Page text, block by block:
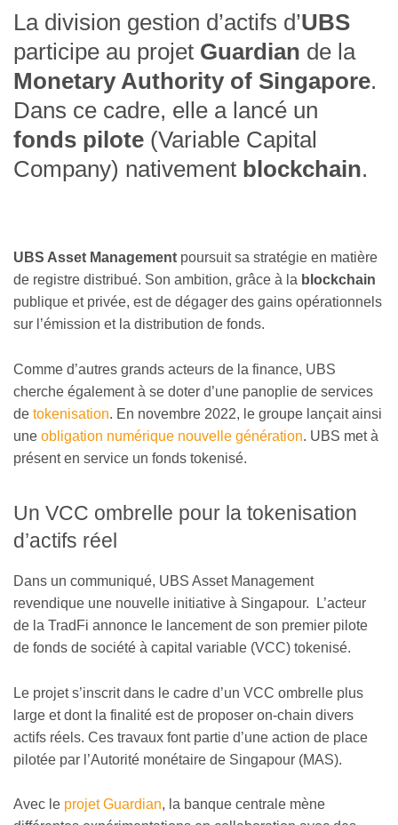
La division gestion d’actifs d’UBS
participe au projet Guardian de la
Monetary Authority of Singapore.
Dans ce cadre, elle a lancé un
fonds pilote (Variable Capital
Company) nativement blockchain.
UBS Asset Management poursuit sa stratégie en matière
de registre distribué. Son ambition, grâce à la blockchain
publique et privée, est de dégager des gains opérationnels
sur l’émission et la distribution de fonds.
Comme d’autres grands acteurs de la finance, UBS
cherche également à se doter d’une panoplie de services
de tokenisation. En novembre 2022, le groupe lançait ainsi
une obligation numérique nouvelle génération. UBS met à
présent en service un fonds tokenisé.
Un VCC ombrelle pour la tokenisation
d’actifs réel
Dans un communiqué, UBS Asset Management
revendique une nouvelle initiative à Singapour. L’acteur
de la TradFi annonce le lancement de son premier pilote
de fonds de société à capital variable (VCC) tokenisé.
Le projet s’inscrit dans le cadre d’un VCC ombrelle plus
large et dont la finalité est de proposer on-chain divers
actifs réels. Ces travaux font partie d’une action de place
pilotée par l’Autorité monétaire de Singapour (MAS).
Avec le projet Guardian, la banque centrale mène